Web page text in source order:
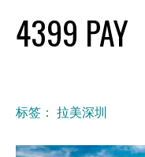
content
4399 PAY
标签： 拉美深圳